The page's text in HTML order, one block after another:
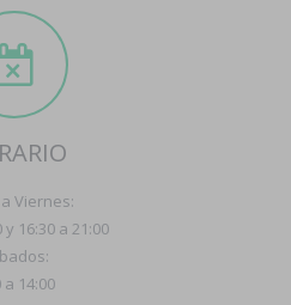
Viernes:
y 16:30 a 21:00
a 14:00